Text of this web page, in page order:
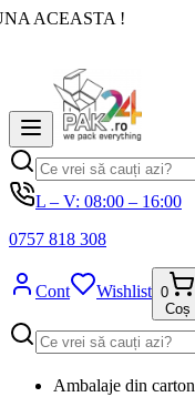
ACEASTA !
L – V: 08:00 – 16:00
0757 818 308
Cont Wishlist 0
Coș
Ambalaje din carton